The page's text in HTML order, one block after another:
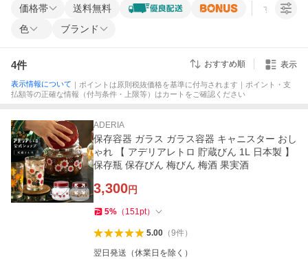
価格帯 送料無料 すべての条
色 ブランド
4件 おすすめ順 表示
表示情報について ｜ポイントは原則税抜価格を基準に付与されます｜ポイント・支
払額等の正確な情報（付与条件・上限等）はカートをご確認ください
ADERIA
保存容器 ガラス ガラス容器 キャニスター おし
ゃれ 【 アデリアレトロ 貯蔵びん 1L 日本製 】
保存瓶 保存びん 梅びん 梅酒 果実酒
3,300円
5% （ 151pt）
5.00（9件）
翌日発送（休業日を除く）